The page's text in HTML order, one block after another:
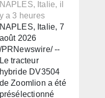
NAPLES, Italie, il
y a 3 heures
NAPLES, Italie, 7
août 2026
/PRNewswire/ --
Le tracteur
hybride DV3504
de Zoomlion a été
présélectionné